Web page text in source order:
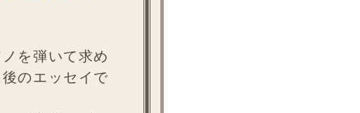
を弾いて求め
のエッセイで